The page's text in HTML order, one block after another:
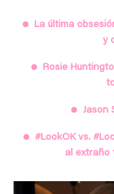
La última
y
Rosie
Jason
#LookOK vs.
al extraño